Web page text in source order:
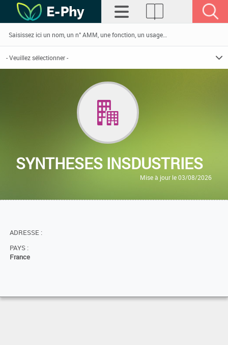
SYNTHESES INSDUSTRIES
Mise à jour le 03/08/2026
ADRESSE :
PAYS :
France